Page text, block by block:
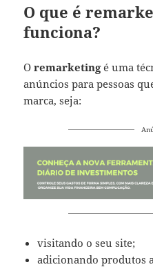
O que é
funciona?
Oremarketingé uma
anúncios para pessoas
marca, seja:
visitando o seu site;
adicionando produtos